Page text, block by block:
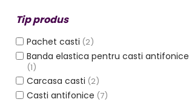
Poarta siguranta copii
Deflectoare pentru aer
conditionat
Protectii exterior
Casti antifonice pentru copii si
Tip produs
Pachet casti (2)
Banda elastica pentru casti antifonice
(1)
Carcasa casti (2)
Casti antifonice (7)